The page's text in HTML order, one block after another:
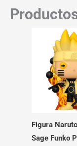
Figura
Sage Funko